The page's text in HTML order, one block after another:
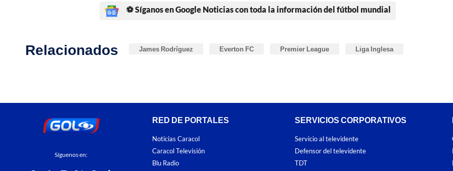
⚽ Síganos en Google Noticias con toda la información del fútbol mundial
Relacionados James Rodríguez Everton FC Premier League Liga Inglesa
Síguenos en:
RED DE PORTALES
Noticias Caracol
Caracol Televisión
Blu Radio
SERVICIOS CORPORATIVOS
Servicio al televidente
Defensor del televidente
TDT